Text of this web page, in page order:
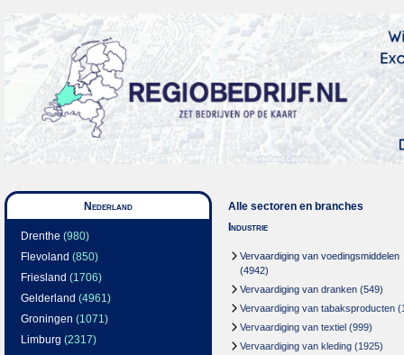
Nederland
Drenthe (980)
Flevoland (850)
Friesland (1706)
Gelderland (4961)
Groningen (1071)
Limburg (2317)
Alle sectoren en branches
Industrie
Vervaardiging van voedingsmiddelen
(4942)
Vervaardiging van dranken (549)
Vervaardiging van tabaksproducten
Vervaardiging van textiel (999)
Vervaardiging van kleding (1925)